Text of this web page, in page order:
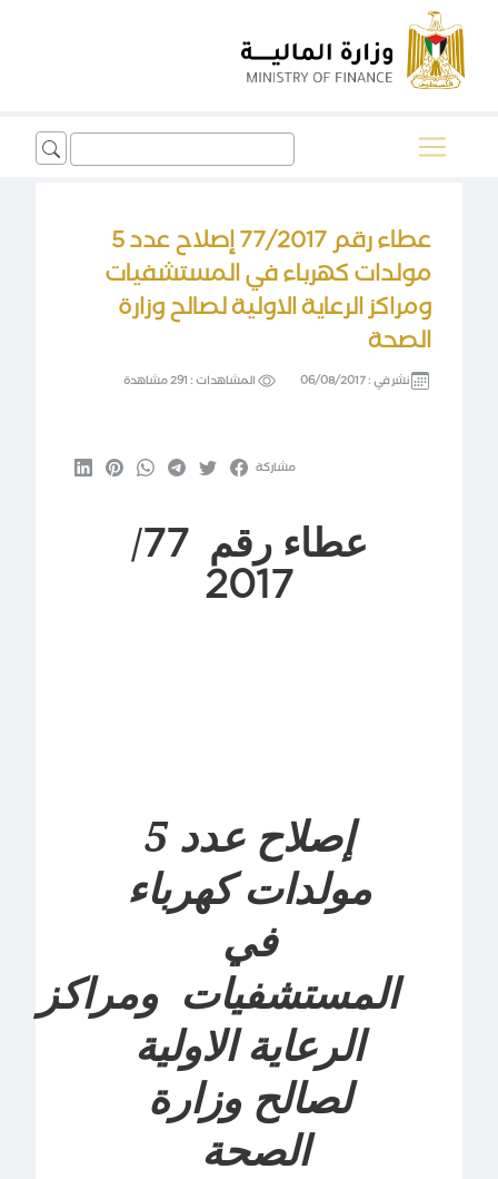
Search
for:
عطاء رقم 77/2017 إصلاح عدد 5
مولدات كهرباء في المستشفيات
ومراكز الرعاية الاولية لصالح وزارة
الصحة
نشر في :06/08/2017 المشاهدات : 291 مشاهدة
مشاركة
عطاء رقم77
/
2017
إصلاح عدد 5
مولدات كهرباء
في
المستشفيات ومراكز
الرعاية الاولية
لصالح وزارة
الصحة